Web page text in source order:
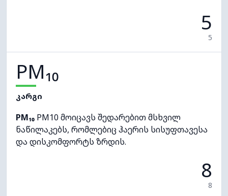
5
5
PM₁₀
კარგი
PM₁₀ PM10 მოიცავს შედარებით მსხვილ
ნაწილაკებს, რომლებიც ჰაერის სისუფთავესა
და დისკომფორტს ზრდის.
8
8